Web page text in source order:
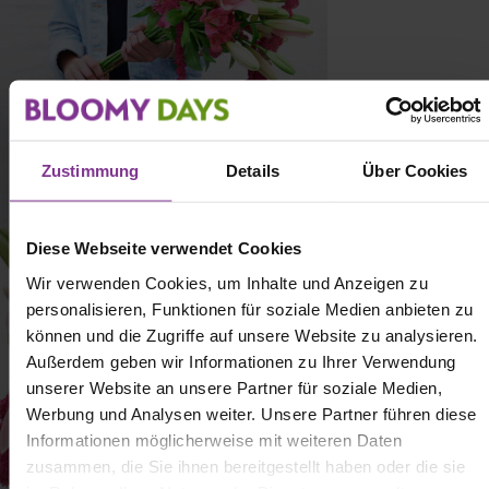
Zustimmung Details Über Cookies
Diese Webseite verwendet Cookies
Wir verwenden Cookies, um Inhalte und Anzeigen zu
personalisieren, Funktionen für soziale Medien anbieten zu
können und die Zugriffe auf unsere Website zu analysieren.
Außerdem geben wir Informationen zu Ihrer Verwendung
unserer Website an unsere Partner für soziale Medien,
Werbung und Analysen weiter. Unsere Partner führen diese
Informationen möglicherweise mit weiteren Daten
zusammen, die Sie ihnen bereitgestellt haben oder die sie